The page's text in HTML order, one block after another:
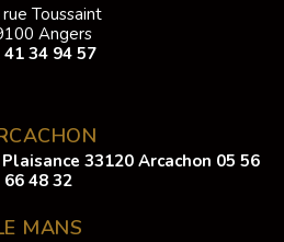
Toussaint
Angers
41 34 94 57
33120 Arcachon 05 56
66 48 32
MANS